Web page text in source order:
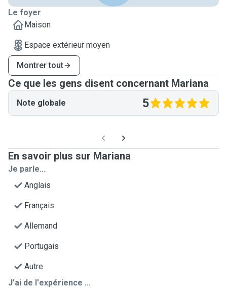
Le foyer
Maison
Espace extérieur moyen
Montrer tout
Ce que les gens disent concernant Mariana
Note globale 5
En savoir plus sur Mariana
Je parle...
Anglais
Français
Allemand
Portugais
Autre
J'ai de l'expérience ...